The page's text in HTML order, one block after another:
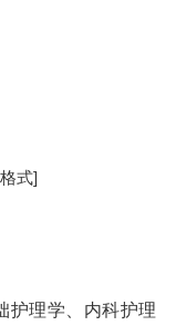
式]
护理学、内科护理